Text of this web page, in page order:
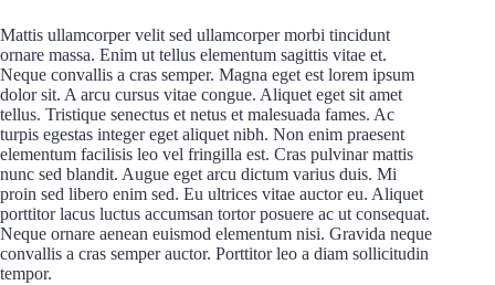
Mattis ullamcorper velit sed ullamcorper morbi tincidunt
ornare massa. Enim ut tellus elementum sagittis vitae et.
Neque convallis a cras semper. Magna eget est lorem ipsum
dolor sit. A arcu cursus vitae congue. Aliquet eget sit amet
tellus. Tristique senectus et netus et malesuada fames. Ac
turpis egestas integer eget aliquet nibh. Non enim praesent
elementum facilisis leo vel fringilla est. Cras pulvinar mattis
nunc sed blandit. Augue eget arcu dictum varius duis. Mi
proin sed libero enim sed. Eu ultrices vitae auctor eu. Aliquet
porttitor lacus luctus accumsan tortor posuere ac ut consequat.
Neque ornare aenean euismod elementum nisi. Gravida neque
convallis a cras semper auctor. Porttitor leo a diam sollicitudin
tempor.